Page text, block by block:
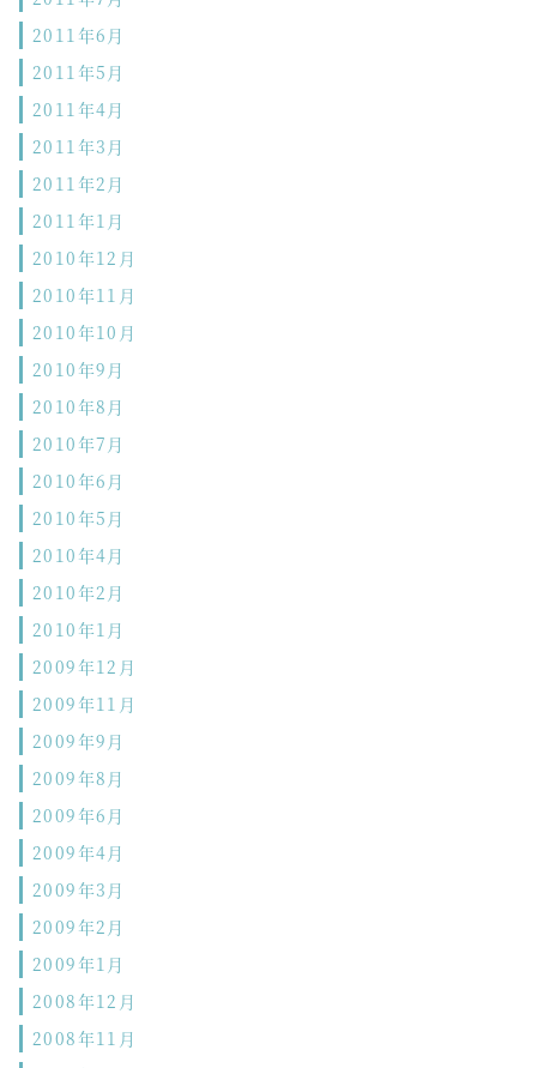
2011年6月
2011年5月
2011年4月
2011年3月
2011年2月
2011年1月
2010年12月
2010年11月
2010年10月
2010年9月
2010年8月
2010年7月
2010年6月
2010年5月
2010年4月
2010年2月
2010年1月
2009年12月
2009年11月
2009年9月
2009年8月
2009年6月
2009年4月
2009年3月
2009年2月
2009年1月
2008年12月
2008年11月